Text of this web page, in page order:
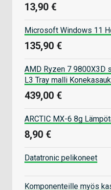
13,90 €
Microsoft Windows 11
135,90 €
AMD Ryzen 7 9800X3D
L3 Tray malli
439,00 €
ARCTIC MX-6 8g
8,90 €
Datatronic pelikoneet
Komponenteille myös